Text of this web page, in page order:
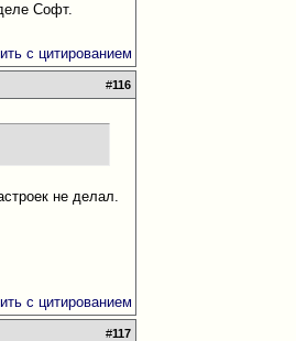
Софт.
#116
не делал.
#117